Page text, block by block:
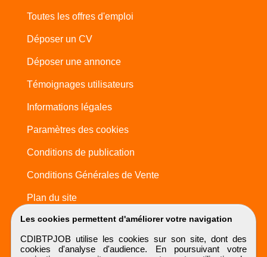
Les cookies permettent d'améliorer votre navigation
CDIBTPJOB utilise les cookies sur son site, dont des
cookies d'analyse d'audience. En poursuivant votre
Toutes les offres d'emploi
Déposer un CV
Déposer une annonce
Témoignages utilisateurs
Informations légales
Paramètres des cookies
Conditions de publication
Conditions Générales de Vente
Plan du site